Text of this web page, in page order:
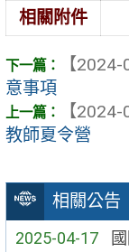
相關公告
2025-04-17
相關附件
【2024-
意事項
【2024-
教師夏令營